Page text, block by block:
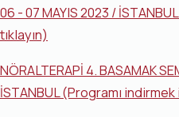
06 - 07 MAYIS 2023 /
tıklayın)
NÖRALTERAPİ 4. BASAMAK
İSTANBUL (Programı